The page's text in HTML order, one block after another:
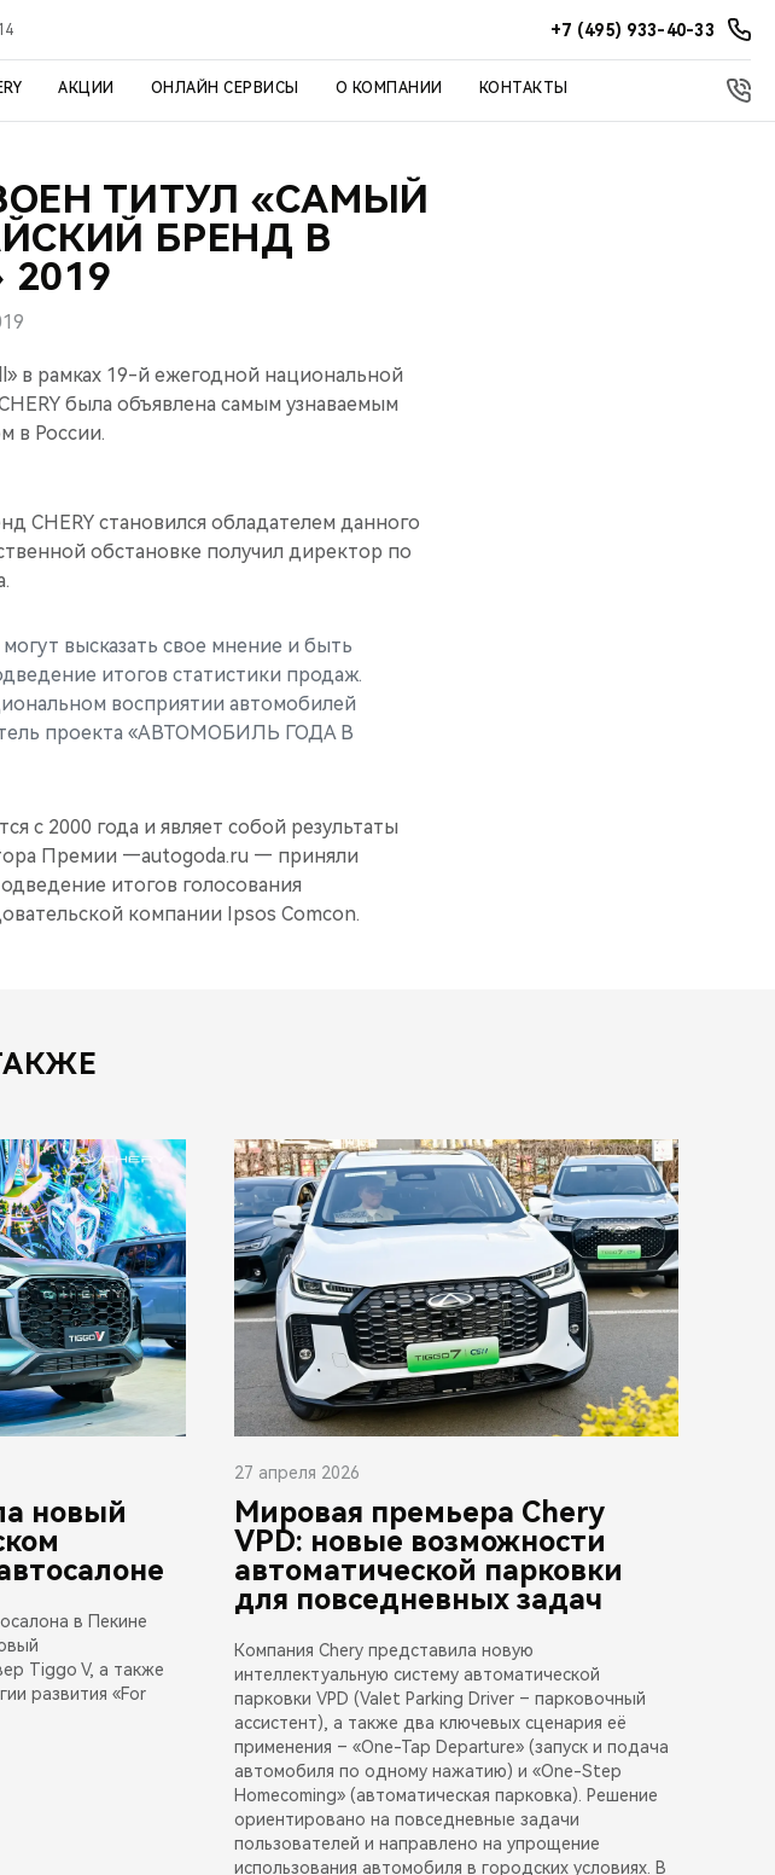
+7 (495) 933-40-33
АКЦИИ ОНЛАЙН СЕРВИСЫ О КОМПАНИИ КОНТАКТЫ
ТИТУЛ «САМЫЙ
БРЕНД В
в рамках 19-й ежегодной национальной
была объявлена самым узнаваемым
в России.
CHERY становился обладателем данного
обстановке получил директор по
высказать свое мнение и быть
итогов статистики продаж.
восприятии автомобилей
проекта «АВТОМОБИЛЬ ГОДА В
2000 года и являет собой результаты
Премии —autogoda.ru — приняли
итогов голосования
компании Ipsos Comcon.
новый
в Пекине
Tiggo V, а также
развития «For
27 апреля 2026
Мировая премьера Chery
VPD: новые возможности
автоматической парковки
для повседневных задач
Компания Chery представила новую
интеллектуальную систему автоматической
парковки VPD (Valet Parking Driver – парковочный
ассистент), а также два ключевых сценария её
применения – «One-Tap Departure» (запуск и подача
автомобиля по одному нажатию) и «One-Step
Homecoming» (автоматическая парковка). Решение
ориентировано на повседневные задачи
пользователей и направлено на упрощение
использования автомобиля в городских условиях. В